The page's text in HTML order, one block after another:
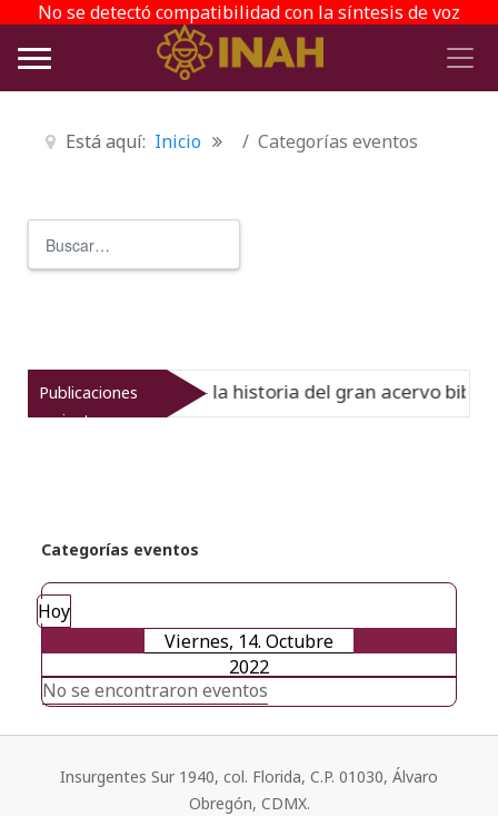
No se detectó compatibilidad con la síntesis de voz
Está aquí: Inicio Categorías eventos
Publicaciones
recientes
Virreinato muestra la historia del gran acervo
Categorías eventos
Hoy
Viernes, 14. Octubre
2022
No se encontraron eventos
Insurgentes Sur 1940, col. Florida, C.P. 01030, Álvaro
Obregón, CDMX.